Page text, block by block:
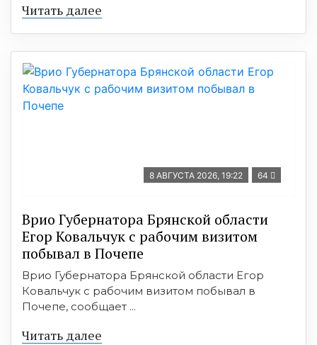
Читать далее
8 АВГУСТА 2026, 19:22 64
Врио Губернатора Брянской области
Егор Ковальчук с рабочим визитом
побывал в Почепе
Врио Губернатора Брянской области Егор
Ковальчук с рабочим визитом побывал в
Почепе, сообщает ...
Читать далее